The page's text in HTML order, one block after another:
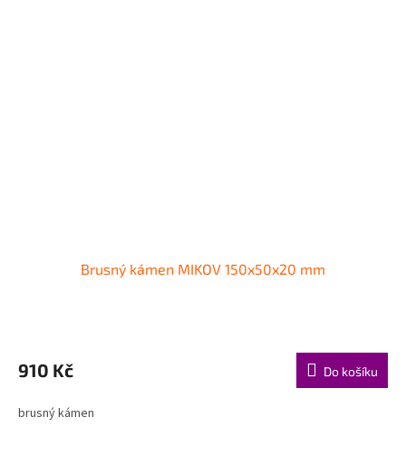
Brusný kámen MIKOV 150x50x20 mm
910 Kč Do košíku
brusný kámen